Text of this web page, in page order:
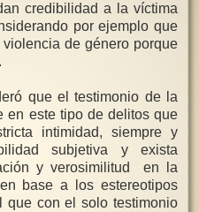
credibilidad a la víctima
por ejemplo que
de género porque
que el testimonio de la
en este tipo de delitos que
intimidad, siempre y
subjetiva y exista
y verosimilitud en la
base a los estereotipos
que con el solo testimonio